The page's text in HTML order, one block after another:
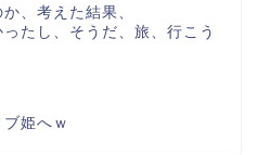
、考えた結果、
たし、そうだ、旅、行こう
姫へｗ